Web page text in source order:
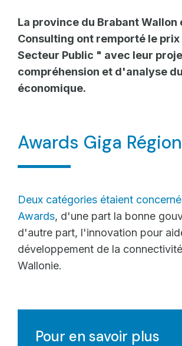
La province du Brabant Wallon
Consulting ont remporté le
Secteur Public " avec leur
compréhension et d'analyse
économique.
Awards Giga
Deux catégories étaient
Awards, d'une part la bonne
d'autre part, l'innovation pour
développement de la
Wallonie.
Pour en savoir plus